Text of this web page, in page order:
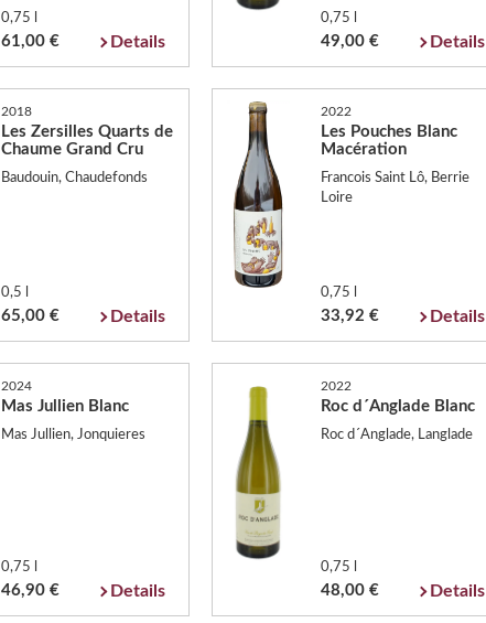
0,75 l
61,00 € Details
0,75 l
49,00 € Details
2018
Les Zersilles Quarts de
Chaume Grand Cru
Baudouin, Chaudefonds
0,5 l
65,00 € Details
2022
Les Pouches Blanc
Macération
Francois Saint Lô, Berrie
Loire
0,75 l
33,92 € Details
2024
Mas Jullien Blanc
Mas Jullien, Jonquieres
0,75 l
46,90 € Details
2022
Roc d´Anglade Blanc
Roc d´Anglade, Langlade
0,75 l
48,00 € Details